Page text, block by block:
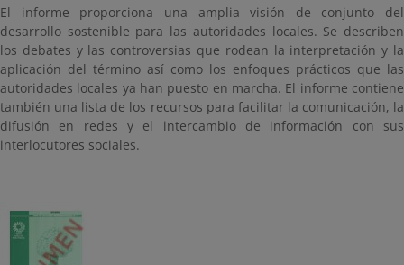
El informe proporciona una amplia visión de conjunto del
desarrollo sostenible para las autoridades locales. Se describen
los debates y las controversias que rodean la interpretación y la
aplicación del término así como los enfoques prácticos que las
autoridades locales ya han puesto en marcha. El informe contiene
también una lista de los recursos para facilitar la comunicación, la
difusión en redes y el intercambio de información con sus
interlocutores sociales.